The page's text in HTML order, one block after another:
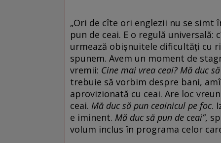
„Ori de cîte ori englezii nu se
pun de ceai. E o regulă universală:
urmează obișnuitele dificultăți cu
spunem. Avem un moment de
vremii: Cine mai vrea ceai? Mă duc
trebuie să vorbim despre bani,
aprovizionată cu ceai. Are loc
ceai. Mă duc să pun ceainicul pe foc.
e iminent. Mă duc să pun de ceai”,
volum inclus în programa celor